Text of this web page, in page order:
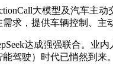
大模型及汽车主动
求，提供车辆控制、主
达成强强联合。业
驾驶）时代已悄然到来。